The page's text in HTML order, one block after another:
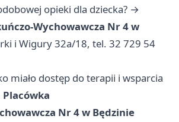
opieki dla dziecka? →
Nr 4 w
i Wigury 32a/18, tel. 32 729 54
miało dostęp do terapii i wsparcia
Placówka
Nr 4 w Będzinie